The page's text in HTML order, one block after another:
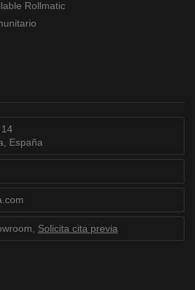
Rollmatic
España
Solicita cita previa